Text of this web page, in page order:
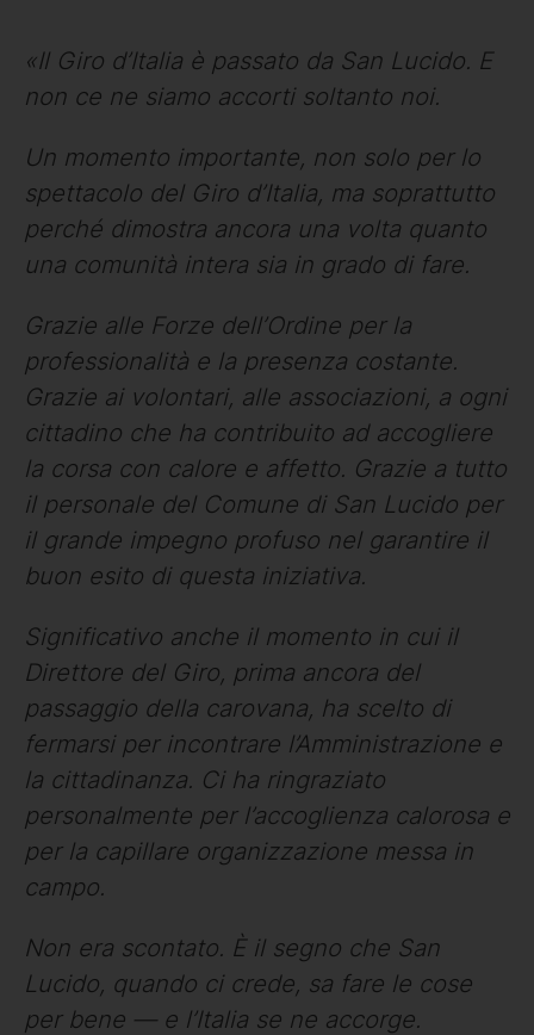
«Il Giro d’Italia è passato da San Lucido. E
non ce ne siamo accorti soltanto noi.
Un momento importante, non solo per lo
spettacolo del Giro d’Italia, ma soprattutto
perché dimostra ancora una volta quanto
una comunità intera sia in grado di fare.
Grazie alle Forze dell’Ordine per la
professionalità e la presenza costante.
Grazie ai volontari, alle associazioni, a ogni
cittadino che ha contribuito ad accogliere
la corsa con calore e affetto. Grazie a tutto
il personale del Comune di San Lucido per
il grande impegno profuso nel garantire il
buon esito di questa iniziativa.
Significativo anche il momento in cui il
Direttore del Giro, prima ancora del
passaggio della carovana, ha scelto di
fermarsi per incontrare l’Amministrazione e
la cittadinanza. Ci ha ringraziato
personalmente per l’accoglienza calorosa e
per la capillare organizzazione messa in
campo.
Non era scontato. È il segno che San
Lucido, quando ci crede, sa fare le cose
per bene — e l’Italia se ne accorge.